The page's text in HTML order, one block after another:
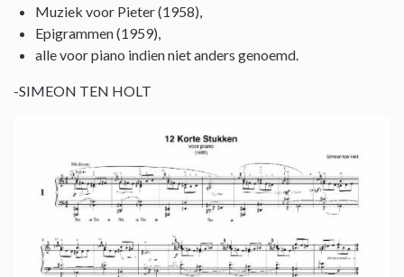
Muziek voor Pieter (1958),
Epigrammen (1959),
alle voor piano indien niet anders genoemd.
-SIMEON TEN HOLT